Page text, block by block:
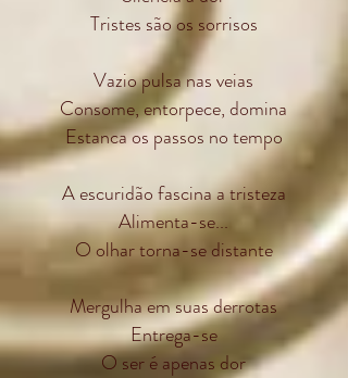
Tristes são os sorrisos
Vazio pulsa nas veias
Consome, entorpece, domina
Estanca os passos no tempo
A escuridão fascina a tristeza
Alimenta-se...
O olhar torna-se distante
Mergulha em suas derrotas
Entrega-se
O ser é apenas dor